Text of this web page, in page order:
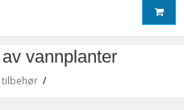
vannplanter
tilbehør /